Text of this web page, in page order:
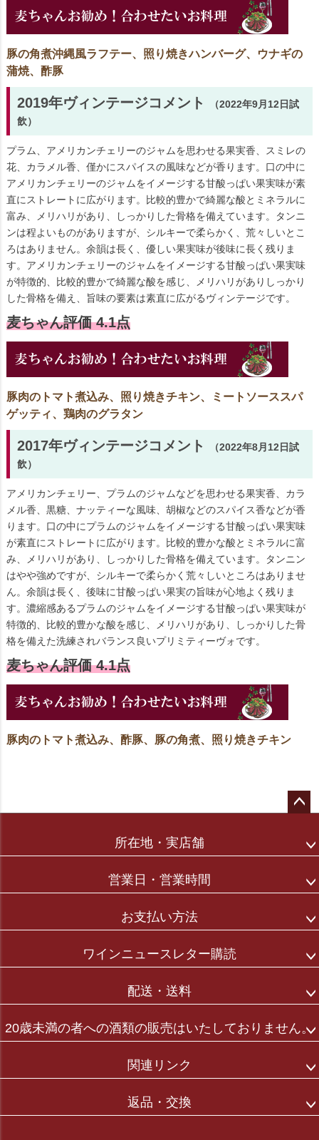
豚の角煮沖縄風ラフテー、照り焼きハンバーグ、ウナギの
蒲焼、酢豚
2019年ヴィンテージコメント
（2022年9月12日試
飲）
プラム、アメリカンチェリーのジャムを思わせる果実香、スミレの
花、カラメル香、僅かにスパイスの風味などが香ります。口の中に
アメリカンチェリーのジャムをイメージする甘酸っぱい果実味が素
直にストレートに広がります。比較的豊かで綺麗な酸とミネラルに
富み、メリハリがあり、しっかりした骨格を備えています。タンニ
ンは程よいものがありますが、シルキーで柔らかく、荒々しいとこ
ろはありません。余韻は長く、優しい果実味が後味に長く残りま
す。アメリカンチェリーのジャムをイメージする甘酸っぱい果実味
が特徴的、比較的豊かで綺麗な酸を感じ、メリハリがありしっかり
した骨格を備え、旨味の要素は素直に広がるヴィンテージです。
麦ちゃん評価 4.1点
豚肉のトマト煮込み、照り焼きチキン、ミートソーススパ
ゲッティ、鶏肉のグラタン
2017年ヴィンテージコメント
（2022年8月12日試
飲）
アメリカンチェリー、プラムのジャムなどを思わせる果実香、カラ
メル香、黒糖、ナッティーな風味、胡椒などのスパイス香などが香
ります。口の中にプラムのジャムをイメージする甘酸っぱい果実味
が素直にストレートに広がります。比較的豊かな酸とミネラルに富
み、メリハリがあり、しっかりした骨格を備えています。タンニン
はやや強めですが、シルキーで柔らかく荒々しいところはありませ
ん。余韻は長く、後味に甘酸っぱい果実の旨味が心地よく残りま
す。濃縮感あるプラムのジャムをイメージする甘酸っぱい果実味が
特徴的、比較的豊かな酸を感じ、メリハリがあり、しっかりした骨
格を備えた洗練されバランス良いプリミティーヴォです。
麦ちゃん評価 4.1点
豚肉のトマト煮込み、酢豚、豚の角煮、照り焼きチキン
所在地・実店舗
営業日・営業時間
お支払い方法
ワインニュースレター購読
配送・送料
20歳未満の者への酒類の販売はいたしておりません。
関連リンク
返品・交換